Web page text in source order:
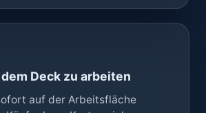
Deck zu arbeiten
auf der Arbeitsfläche